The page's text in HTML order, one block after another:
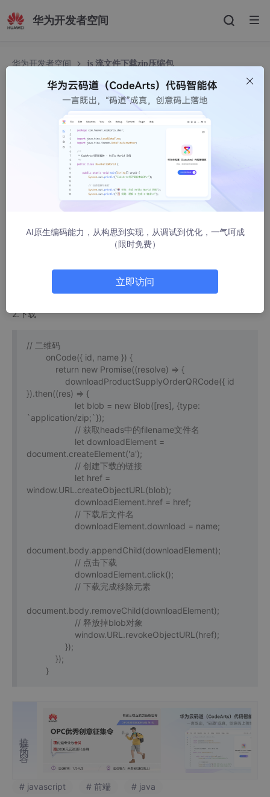
华为开发者空间
华为开发者空间 js 流文件下载zip压缩包
js 流文件下载zip压缩包
韩召华
5719人浏览 · 2022-07-18 11:42:21
export const postApiGoodsStockbillQrcodeGoodsStock
= (params = {}) => {
return
http.post(`${baseURL1}/api/goods/stockbill/
2.下载
// 二维码
onCode({ id, name }) {
return new Promise((resolve) => {
downloadProductSupplyOrderQRCode({ id
}).then((res) => {
let blob = new Blob([res], {type:
`application/zip;`});
// 获取heads中的filename文件名
let downloadElement =
document.createElement('a');
// 创建下载的链接
let href =
window.URL.createObjectURL(blob);
downloadElement.href = href;
// 下载后文件名
downloadElement.download = name;
document.body.appendChild(downloadElement);
// 点击下载
downloadElement.click();
// 下载完成移除元素
document.body.removeChild(downloadElement);
// 释放掉blob对象
window.URL.revokeObjectURL(href);
});
});
}
推荐内容
# javascript # 前端 # java
AI原生编码能力，从构思到实现，从调试到优化，一气呵成
（限时免费）
立即访问